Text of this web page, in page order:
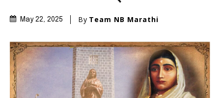
May 22, 2025 By Team NB Marathi